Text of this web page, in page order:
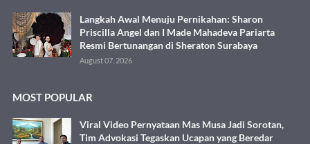
Langkah Awal Menuju Pernikahan: Sharon
Priscilla Angel dan I Made Mahadeva Pariarta
Resmi Bertunangan di Sheraton Surabaya
August 07, 2026
MOST POPULAR
Viral Video Pernyataan Mas Musa Jadi Sorotan,
Tim Advokasi Tegaskan Ucapan yang Beredar